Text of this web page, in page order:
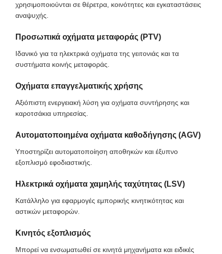
χρησιμοποιούνται σε θέρετρα, κοινότητες και εγκαταστάσεις
αναψυχής.
Προσωπικά οχήματα μεταφοράς (PTV)
Ιδανικό για τα ηλεκτρικά οχήματα της γειτονιάς και τα
συστήματα κοινής μεταφοράς.
Οχήματα επαγγελματικής χρήσης
Αξιόπιστη ενεργειακή λύση για οχήματα συντήρησης και
καροτσάκια υπηρεσίας.
Αυτοματοποιημένα οχήματα καθοδήγησης (AGV)
Υποστηρίζει αυτοματοποίηση αποθηκών και έξυπνο
εξοπλισμό εφοδιαστικής.
Ηλεκτρικά οχήματα χαμηλής ταχύτητας (LSV)
Κατάλληλο για εφαρμογές εμπορικής κινητικότητας και
αστικών μεταφορών.
Κινητός εξοπλισμός
Μπορεί να ενσωματωθεί σε κινητά μηχανήματα και ειδικές